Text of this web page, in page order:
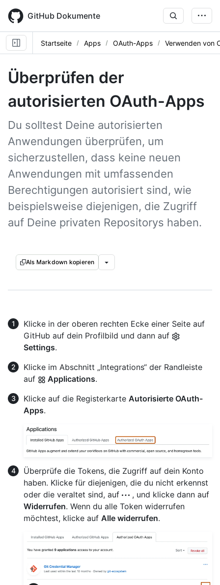
main
content
GitHub Dokumente
Startseite Apps OAuth-Apps Verwenden von
Überprüfen der
autorisierten OAuth-Apps
Du solltest Deine autorisierten
Anwendungen überprüfen, um
sicherzustellen, dass keine neuen
Anwendungen mit umfassenden
Berechtigungen autorisiert sind, wie
beispielsweise diejenigen, die Zugriff
auf Deine privaten Repositorys haben.
Als Markdown kopieren
Klicke in der oberen rechten Ecke einer Seite auf
GitHub auf dein Profilbild und dann auf
Settings.
Klicke im Abschnitt „Integrations“ der Randleiste
auf
Applications.
Klicke auf die Registerkarte Autorisierte OAuth-
Apps.
Überprüfe die Tokens, die Zugriff auf dein Konto
haben. Klicke für diejenigen, die du nicht erkennst
oder die veraltet sind, auf
, und klicke dann auf
Widerrufen. Wenn du alle Token widerrufen
möchtest, klicke auf Alle widerrufen.